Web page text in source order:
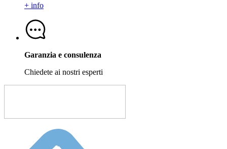
+ info
Garanzia e consulenza
Chiedete ai nostri esperti